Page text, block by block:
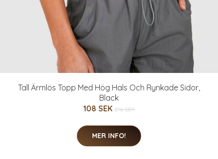
Tall Ärmlös Topp Med Hög Hals Och Rynkade Sidor,
Black
108 SEK 216 SEK
MER INFO!